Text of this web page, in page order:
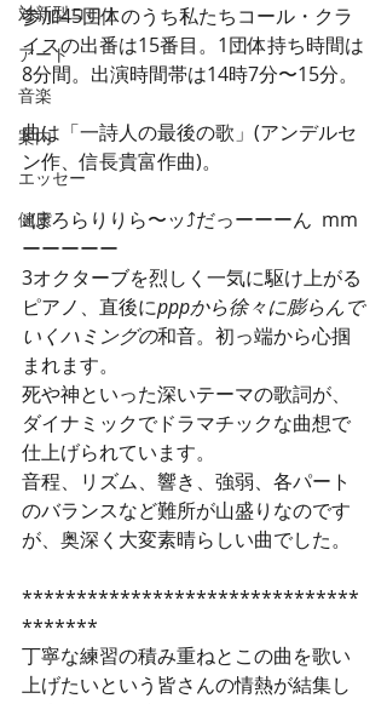
対新型コロナ
アート
音楽
案内
エッセー
健康
参加45団体のうち私たちコール・クラ
イスの出番は15番目。1団体持ち時間は
8分間。出演時間帯は14時7分〜15分。
曲は「一詩人の最後の歌」(アンデルセ
ン作、信長貴富作曲)。
♪ぽろらりりら〜ッ⤴︎だっーーーん  mm
ーーーーー
3オクターブを烈しく一気に駆け上がる
ピアノ、直後にpppから徐々に膨らんで
いくハミングの和音。初っ端から心掴
まれます。
死や神といった深いテーマの歌詞が、
ダイナミックでドラマチックな曲想で
仕上げられています。
音程、リズム、響き、強弱、各パート
のバランスなど難所が山盛りなのです
が、奥深く大変素晴らしい曲でした。
*******************************
*******
丁寧な練習の積み重ねとこの曲を歌い
上げたいという皆さんの情熱が結集し